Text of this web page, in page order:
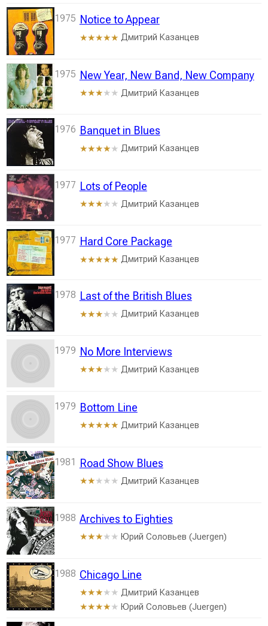
1975 Notice to Appear
★★★★★ Дмитрий Казанцев
1975 New Year, New Band, New Company
★★★★★ Дмитрий Казанцев
1976 Banquet in Blues
★★★★★ Дмитрий Казанцев
1977 Lots of People
★★★★★ Дмитрий Казанцев
1977 Hard Core Package
★★★★★ Дмитрий Казанцев
1978 Last of the British Blues
★★★★★ Дмитрий Казанцев
1979 No More Interviews
★★★★★ Дмитрий Казанцев
1979 Bottom Line
★★★★★ Дмитрий Казанцев
1981 Road Show Blues
★★★★★ Дмитрий Казанцев
1988 Archives to Eighties
★★★★★ Юрий Соловьев (Juergen)
1988 Chicago Line
★★★★★ Дмитрий Казанцев
★★★★★ Юрий Соловьев (Juergen)